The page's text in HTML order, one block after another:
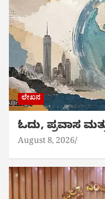
ಲೇಖನ
ಓದು, ಪ್ರವಾಸ
August 8, 2026